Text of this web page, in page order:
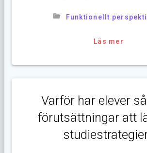
Funktionellt
Läs mer
Varför har elever
förutsättningar att